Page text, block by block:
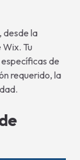
desde la
Tu
de
requerido, la